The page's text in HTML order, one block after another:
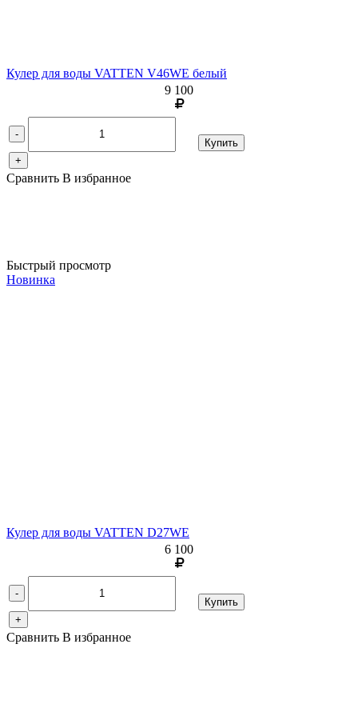
Кулер для воды VATTEN V46WE белый
9 100
-
+
Купить
Сравнить В избранное
Быстрый просмотр
Новинка
Кулер для воды VATTEN D27WE
6 100
-
+
Купить
Сравнить В избранное